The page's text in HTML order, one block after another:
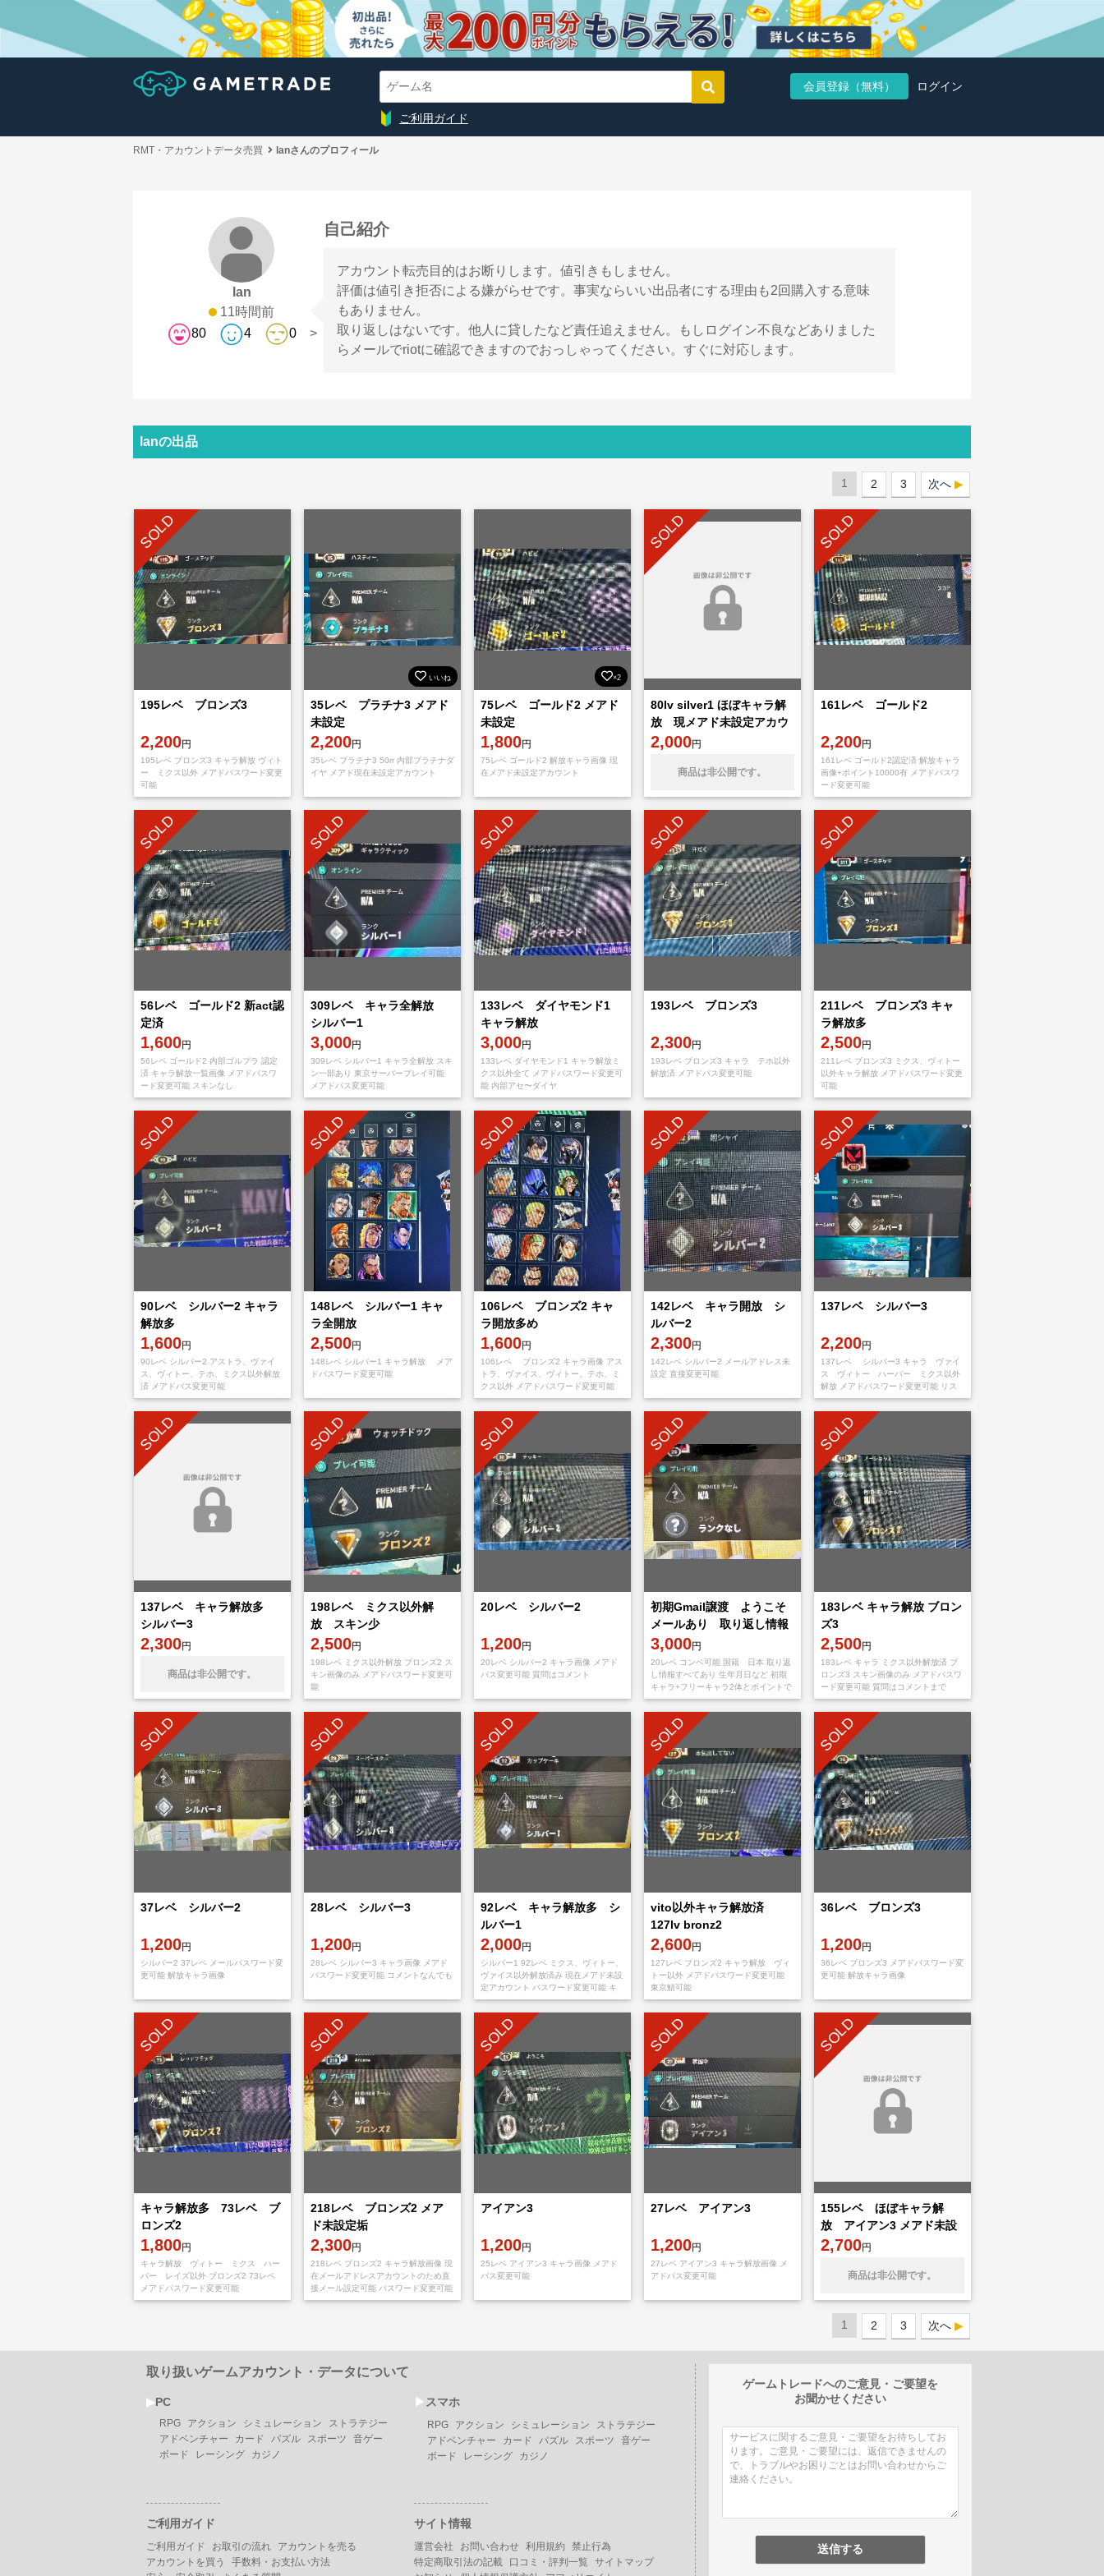
会員登録（無料） ログイン
ご利用ガイド
RMT・アカウントデータ売買 lanさんのプロフィール
lan
11時間前
80
4 0
自己紹介
アカウント転売目的はお断りします。値引きもしません。
評価は値引き拒否による嫌がらせです。事実ならいい出品者にする理由も2回購入する意味
もありません。
取り返しはないです。他人に貸したなど責任追えません。もしログイン不良などありました
らメールでriotに確認できますのでおっしゃってください。すぐに対応します。
lanの出品
1 2 3 次へ
SOLD
195レベ ブロンズ3
2,200円
195レベ ブロンズ3 キャラ解放 ヴィト
ー ミクス以外 メアドパスワード変更
可能
いいね
35レベ プラチナ3 メアド
未設定
2,200円
35レベ プラチナ3 50rr 内部プラチナダ
イヤ メアド現在未設定アカウント
×2
75レベ ゴールド2 メアド
未設定
1,800円
75レベ ゴールド2 解放キャラ画像 現
在メアド未設定アカウント
SOLD
80lv silver1 ほぼキャラ解
放 現メアド未設定アカウ
ント
2,000円
商品は非公開です。
SOLD
161レベ ゴールド2
2,200円
161レベ ゴールド2認定済 解放キャラ
画像+ポイント10000有 メアドパスワ
ード変更可能
SOLD
56レベ ゴールド2 新act認
定済
1,600円
56レベ ゴールド2 内部ゴルプラ 認定
済 キャラ解放一覧画像 メアドパスワ
ード変更可能 スキンなし
SOLD
309レベ キャラ全解放
シルバー1
3,000円
309レベ シルバー1 キャラ全解放 スキ
ン一部あり 東京サーバープレイ可能
メアドパス変更可能
SOLD
133レベ ダイヤモンド1
キャラ解放
3,000円
133レベ ダイヤモンド1 キャラ解放ミ
クス以外全て メアドパスワード変更可
能 内部アセ〜ダイヤ
SOLD
193レベ ブロンズ3
2,300円
193レベ ブロンズ3 キャラ テホ以外
解放済 メアドパス変更可能
SOLD
211レベ ブロンズ3 キャ
ラ解放多
2,500円
211レベ ブロンズ3 ミクス、ヴィトー
以外キャラ解放 メアドパスワード変更
可能
SOLD
90レベ シルバー2 キャラ
解放多
1,600円
90レベ シルバー2 アストラ、ヴァイ
ス、ヴィトー、テホ、ミクス以外解放
済 メアドパス変更可能
SOLD
148レベ シルバー1 キャ
ラ全開放
2,500円
148レベ シルバー1 キャラ解放 メア
ドパスワード変更可能
SOLD
106レベ ブロンズ2 キャ
ラ開放多め
1,600円
106レベ ブロンズ2 キャラ画像 アス
トラ、ヴァイス、ヴィトー、テホ、ミ
クス以外 メアドパスワード変更可能
SOLD
142レベ キャラ開放 シ
ルバー2
2,300円
142レベ シルバー2 メールアドレス未
設定 直接変更可能
SOLD
137レベ シルバー3
2,200円
137レベ シルバー3 キャラ ヴァイ
ス ヴィトー ハーバー ミクス以外
解放 メアドパスワード変更可能 リス
クのある行動コミュニケーションでの
警告あります。ペナルティなどはあり
ません。
SOLD
137レベ キャラ解放多
シルバー3
2,300円
商品は非公開です。
SOLD
198レベ ミクス以外解
放 スキン少
2,500円
198レベ ミクス以外解放 ブロンズ2 ス
キン画像のみ メアドパスワード変更可
能
SOLD
20レベ シルバー2
1,200円
20レベ シルバー2 キャラ画像 メアド
パス変更可能 質問はコメント
SOLD
初期Gmail譲渡 ようこそ
メールあり 取り返し情報
あり 日本垢 コンペ可能
初期垢
3,000円
20レベ コンペ可能 国籍 日本 取り返
し情報すべてあり 生年月日など 初期
キャラ+フリーキャラ2体とポイントで
1体解放可能 Gmailごと譲渡。ようこそ
メールあり。 ようこそメー
SOLD
183レベ キャラ解放 ブロン
ズ3
2,500円
183レベ キャラ ミクス以外解放済 ブ
ロンズ3 スキン画像のみ メアドパスワ
ード変更可能 質問はコメントまで
SOLD
37レベ シルバー2
1,200円
シルバー2 37レベ メールパスワード変
更可能 解放キャラ画像
SOLD
28レベ シルバー3
1,200円
28レベ シルバー3 キャラ画像 メアド
パスワード変更可能 コメントなんでも
SOLD
92レベ キャラ解放多 シ
ルバー1
2,000円
シルバー1 92レベ ミクス、ヴィトー、
ヴァイス以外解放済み 現在メアド未設
定アカウント パスワード変更可能 キ
ャラ解放しているため、サブ垢でもす
ぐにキャラを使って遊べます。
SOLD
vito以外キャラ解放済
127lv bronz2
2,600円
127レベ ブロンズ2 キャラ解放 ヴィ
トー以外 メアドパスワード変更可能
東京鯖可能
SOLD
36レベ ブロンズ3
1,200円
36レベ ブロンズ3 メアドパスワード変
更可能 解放キャラ画像
SOLD
キャラ解放多 73レベ ブ
ロンズ2
1,800円
キャラ解放 ヴィトー ミクス ハー
バー レイズ以外 ブロンズ2 73レベ
メアドパスワード変更可能
SOLD
218レベ ブロンズ2 メア
ド未設定垢
2,300円
218レベ ブロンズ2 キャラ解放画像 現
在メールアドレスアカウントのため直
接メール設定可能 パスワード変更可能
高ランクアカウントのため本垢として
SOLD
アイアン3
1,200円
25レベ アイアン3 キャラ画像 メアド
パス変更可能
SOLD
27レベ アイアン3
1,200円
27レベ アイアン3 キャラ解放画像 メ
アドパス変更可能
SOLD
155レベ ほぼキャラ解
放 アイアン3 メアド未設
定垢
2,700円
商品は非公開です。
1 2 3 次へ
取り扱いゲームアカウント・データについて
▶︎PC
RPG アクション シミュレーション
ストラテジー
アドベンチャー
カード パズル スポーツ
音ゲー
ボード
レーシング カジノ
▶︎ スマホ
RPG アクション シミュレーション
ストラテジー
アドベンチャー
カード パズル スポーツ
音ゲー
ボード
レーシング カジノ
ご利用ガイド
ご利用ガイド お取引の流れ
アカウントを売る
アカウントを買う
手数料・お支払い方法
サイト情報
運営会社 お問い合わせ 利用規約
禁止行為
特定商取引法の記載
口コミ・評判一覧
サイトマップ
ゲームトレードへのご意見・ご要望を
お聞かせください